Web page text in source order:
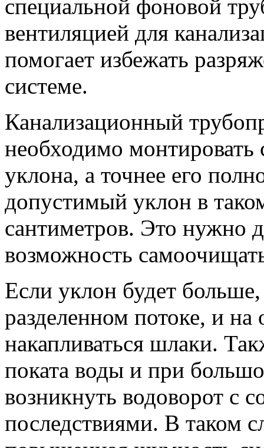
специальной фоновой
вентиляцией для
помогает избежать
системе.
Канализационный
необходимо монтировать
уклона, а точнее его
допустимый уклон в
сантиметров. Это нужно
возможность
Если уклон будет больше,
разделенном потоке, и
накапливаться шлаки.
поката воды и при
возникнуть водоворот с
последствиями. В таком